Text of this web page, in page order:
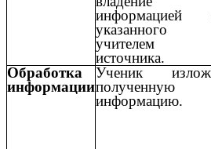
информацией
указанного
учителем
источника.
Обработка
информации
Ученик
полученную
информацию.